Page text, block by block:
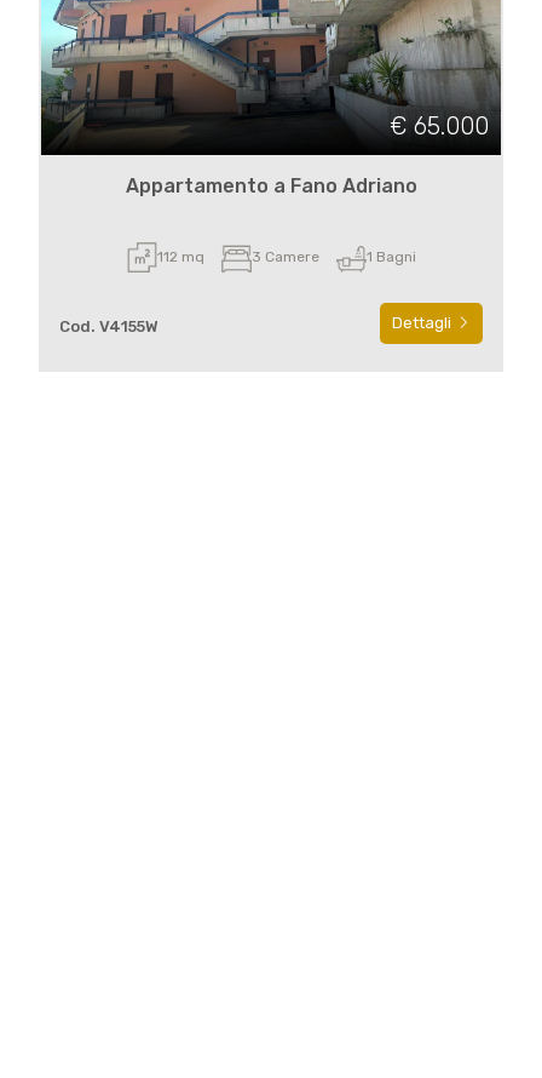
€ 65.000
Appartamento a Fano Adriano
112 mq 3 Camere 1 Bagni
Cod. V4155W Dettagli